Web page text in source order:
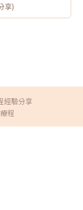
享)
經驗分享
程